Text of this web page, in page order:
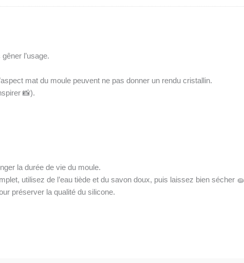
l’usage.
mat du moule peuvent ne pas donner un rendu cristallin.
📸).
la durée de vie du moule.
utilisez de l’eau tiède et du savon doux, puis laissez bien sécher 🧽
préserver la qualité du silicone.